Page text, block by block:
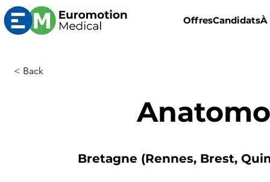
OffresCandidatsÀ
< Back
Bretagne (Rennes, Brest,